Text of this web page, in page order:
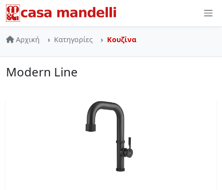
Skip to main content
Αρχική Κατηγορίες Κουζίνα
Modern Line